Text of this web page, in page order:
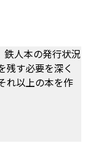
鉄人本の発行状況
残す必要を深く
れ以上の本を作